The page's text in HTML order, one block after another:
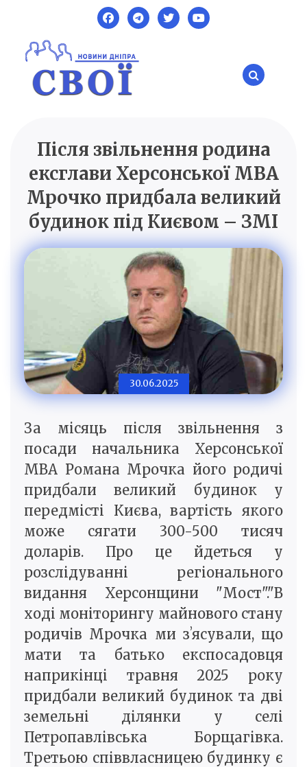
content
SVOI.DP.UA
Новини Дніпра
Після звільнення родина
ексглави Херсонської МВА
Мрочко придбала великий
будинок під Києвом – ЗМІ
30.06.2025
За місяць після звільнення з
посади начальника Херсонської
МВА Романа Мрочка його родичі
придбали великий будинок у
передмісті Києва, вартість якого
може сягати 300-500 тисяч
доларів. Про це йдеться у
розслідуванні регіонального
видання Херсонщини "Мост"."В
ході моніторингу майнового стану
родичів Мрочка ми зʼясували, що
мати та батько експосадовця
наприкінці травня 2025 року
придбали великий будинок та дві
земельні ділянки у селі
Петропавлівська Борщагівка.
Третьою співвласницею будинку є